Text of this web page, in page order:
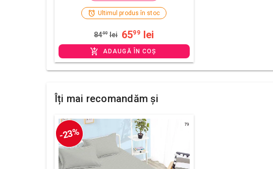
Ultimul produs în stoc
8499 lei 6599 lei
ADAUGĂ ÎN COȘ
Îți mai recomandăm și
-23%